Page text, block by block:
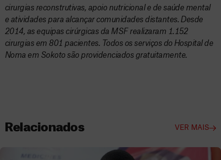
cirurgias reconstrutivas, apoio nutricional e de saúde mental
e atividades para alcançar comunidades distantes. Desde
2014, as equipas cirúrgicas da MSF realizaram 1.152
cirurgias em 801 pacientes. Todos os serviços do Hospital de
Noma em Sokoto são providenciados gratuitamente.
Relacionados VER MAIS